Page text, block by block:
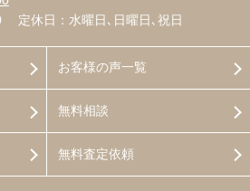
定休日：水曜日､日曜日､祝日
お客様の声一覧
無料相談
無料査定依頼